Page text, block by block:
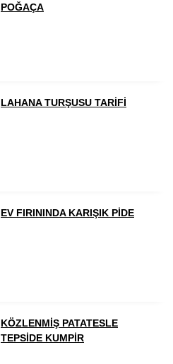
POĞAÇA
LAHANA TURŞUSU TARİFİ
EV FIRININDA KARIŞIK PİDE
KÖZLENMİŞ PATATESLE
TEPSİDE KUMPİR